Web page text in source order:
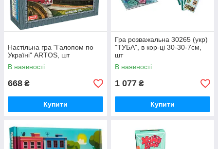
Настільна гра "Галопом по
Україні" ARTOS, шт
В наявності
668 ₴
Купити
Гра розважальна 30265 (укр)
"ТУБА", в кор-ці 30-30-7см,
шт
В наявності
1 077 ₴
Купити